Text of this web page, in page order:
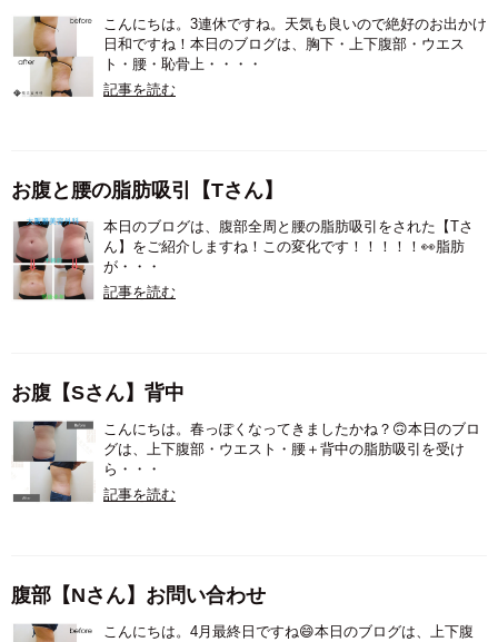
こんにちは。3連休ですね。天気も良いので絶好のお出かけ
日和ですね！本日のブログは、胸下・上下腹部・ウエス
ト・腰・恥骨上・・・・
記事を読む
お腹と腰の脂肪吸引【Tさん】
本日のブログは、腹部全周と腰の脂肪吸引をされた【Tさ
ん】をご紹介しますね！この変化です！！！！！👀脂肪
が・・・
記事を読む
お腹【Sさん】背中
こんにちは。春っぽくなってきましたかね？🙃本日のブロ
グは、上下腹部・ウエスト・腰＋背中の脂肪吸引を受け
ら・・・
記事を読む
腹部【Nさん】お問い合わせ
こんにちは。4月最終日ですね😄本日のブログは、上下腹